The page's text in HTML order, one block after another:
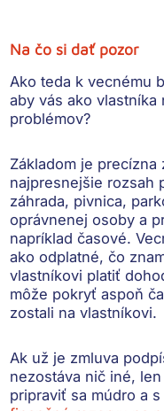
Na čo si dať pozor
Ako teda k vecnému
aby vás ako
problémov?
Základom je precízna
najpresnejšie rozsah
záhrada, pivnica,
oprávnenej osoby a
napríklad časové.
ako odplatné, čo
vlastníkovi platiť
môže pokryť aspoň
zostali na vlastníkovi.
Ak už je zmluva
nezostáva nič iné,
pripraviť sa múdro a